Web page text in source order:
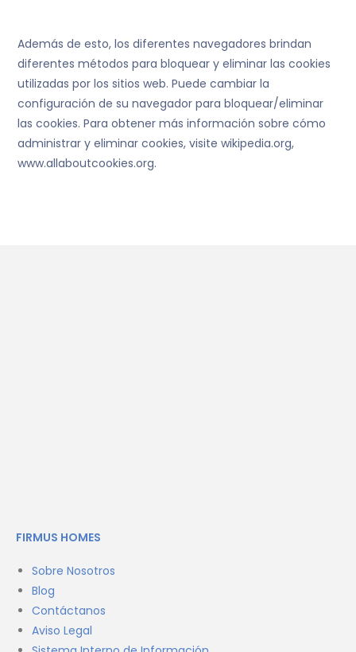
Además de esto, los diferentes navegadores brindan
diferentes métodos para bloquear y eliminar las cookies
utilizadas por los sitios web. Puede cambiar la
configuración de su navegador para bloquear/eliminar
las cookies. Para obtener más información sobre cómo
administrar y eliminar cookies, visite wikipedia.org,
www.allaboutcookies.org.
FIRMUS HOMES
Sobre Nosotros
Blog
Contáctanos
Aviso Legal